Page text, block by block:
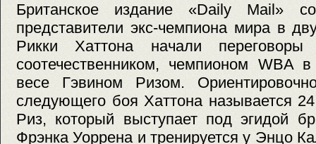
Британское издание «Daily Mail»
представители экс-чемпиона мира в
Рикки Хаттона начали
соотечественником, чемпионом WBA
весе Гэвином Ризом.
следующего боя Хаттона называется
Риз, который выступает под эгидой
Фрэнка Уоррена и тренируется у Энцо